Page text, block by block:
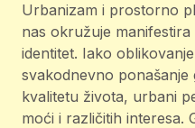
Urbanizam i prostorno
nas okružuje
identitet. Iako
svakodnevno ponašanje
kvalitetu života, urbani
moći i različitih interesa.